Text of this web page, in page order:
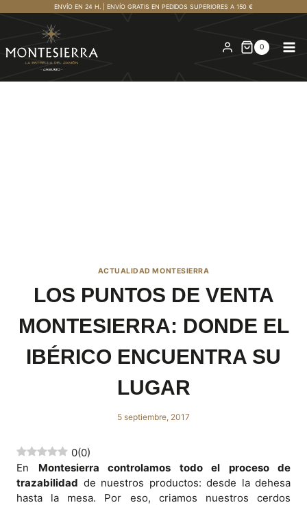
contenido
ENVÍO EN 24 H. | ENVÍO GRATIS EN PEDIDOS SUPERIORES A 150 €
0
ACTUALIDAD MONTESIERRA
LOS PUNTOS DE VENTA
MONTESIERRA: DONDE EL
IBÉRICO ENCUENTRA SU
LUGAR
5 septiembre, 2017
0(0)
En Montesierra controlamos todo el proceso de
trazabilidad de nuestros productos: desde la dehesa
hasta la mesa. Por eso, criamos nuestros cerdos